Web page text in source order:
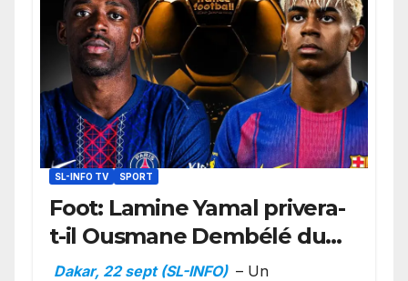
SL-INFO TV SPORT
Foot: Lamine Yamal privera-
t-il Ousmane Dembélé du
Ballon d’or ?
Dakar, 22 sept (SL-INFO) – Un